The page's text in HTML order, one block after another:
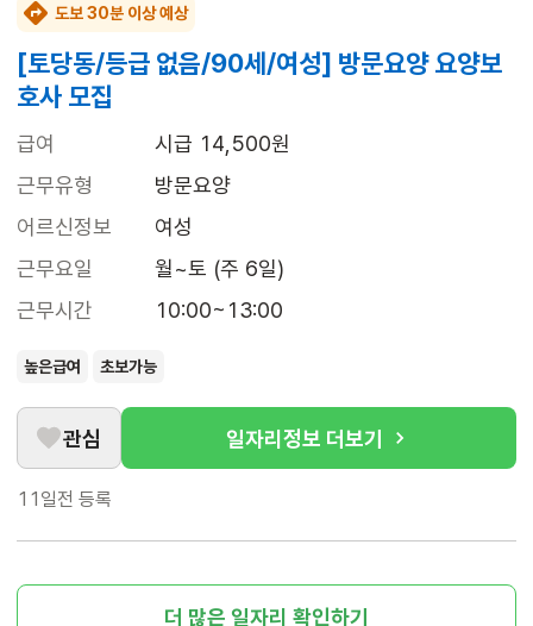
도보 30분 이상 예상
[토당동/등급 없음/90세/여성] 방문요양 요양보
호사 모집
급여
시급 14,500원
근무유형
방문요양
어르신정보
여성
근무요일
월~토 (주 6일)
근무시간
10:00~13:00
높은급여 초보가능
관심 일자리정보 더보기
11일전 등록
더 많은 일자리 확인하기